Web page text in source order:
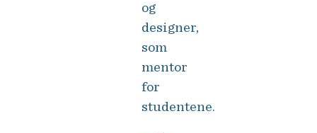
og
designer,
som
mentor
for
studentene.